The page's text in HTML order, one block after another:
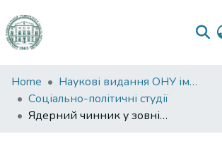
Communities
&
Collections
Home
Наукові видання ОНУ імені І. І. Мечникова
Соціально-політичні студії
Ядерний чинник у зовнішній політиці КНДР: історія та сучасність